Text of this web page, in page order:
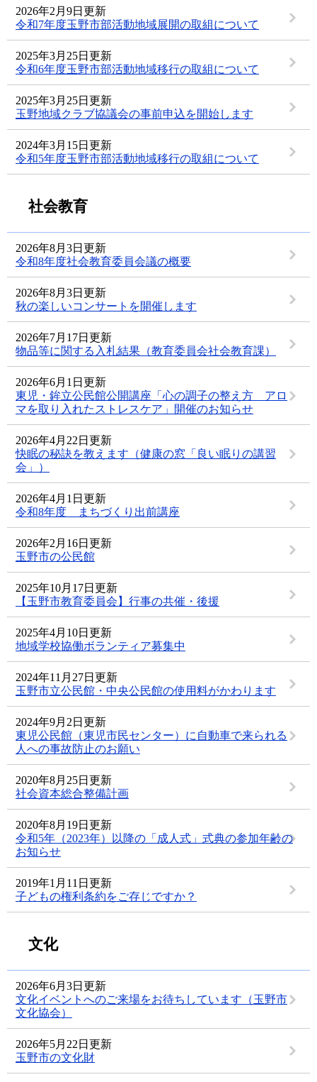
2026年2月9日更新
令和7年度玉野市部活動地域展開の取組について
2025年3月25日更新
令和6年度玉野市部活動地域移行の取組について
2025年3月25日更新
玉野地域クラブ協議会の事前申込を開始します
2024年3月15日更新
令和5年度玉野市部活動地域移行の取組について
社会教育
2026年8月3日更新
令和8年度社会教育委員会議の概要
2026年8月3日更新
秋の楽しいコンサートを開催します
2026年7月17日更新
物品等に関する入札結果（教育委員会社会教育課）
2026年6月1日更新
東児・鉾立公民館公開講座「心の調子の整え方 アロ
マを取り入れたストレスケア」開催のお知らせ
2026年4月22日更新
快眠の秘訣を教えます（健康の窓「良い眠りの講習
会」）
2026年4月1日更新
令和8年度 まちづくり出前講座
2026年2月16日更新
玉野市の公民館
2025年10月17日更新
【玉野市教育委員会】行事の共催・後援
2025年4月10日更新
地域学校協働ボランティア募集中
2024年11月27日更新
玉野市立公民館・中央公民館の使用料がかわります
2024年9月2日更新
東児公民館（東児市民センター）に自動車で来られる
人への事故防止のお願い
2020年8月25日更新
社会資本総合整備計画
2020年8月19日更新
令和5年（2023年）以降の「成人式」式典の参加年齢の
お知らせ
2019年1月11日更新
子どもの権利条約をご存じですか？
文化
2026年6月3日更新
文化イベントへのご来場をお待ちしています（玉野市
文化協会）
2026年5月22日更新
玉野市の文化財